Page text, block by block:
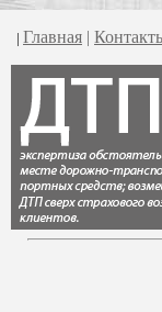
| Главная |